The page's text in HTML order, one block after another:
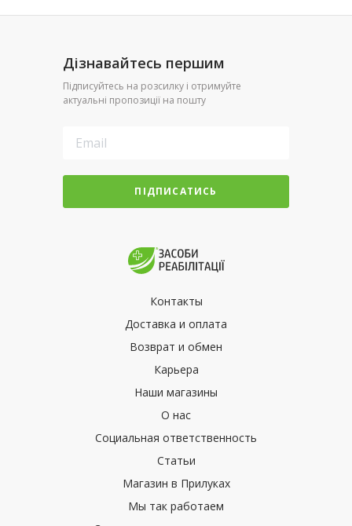
Дізнавайтесь першим
Підписуйтесь на розсилку і отримуйте
актуальні пропозиції на пошту
ПІДПИСАТИСЬ
Контакты
Доставка и оплата
Возврат и обмен
Карьера
Наши магазины
О нас
Социальная ответственность
Статьи
Магазин в Прилуках
Мы так работаем